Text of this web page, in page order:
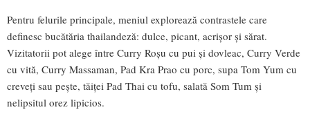
Pentru felurile principale, meniul explorează contrastele care
definesc bucătăria thailandeză: dulce, picant, acrișor și sărat.
Vizitatorii pot alege între Curry Roșu cu pui și dovleac, Curry Verde
cu vită, Curry Massaman, Pad Kra Prao cu porc, supa Tom Yum cu
creveți sau pește, tăiței Pad Thai cu tofu, salată Som Tum și
nelipsitul orez lipicios.